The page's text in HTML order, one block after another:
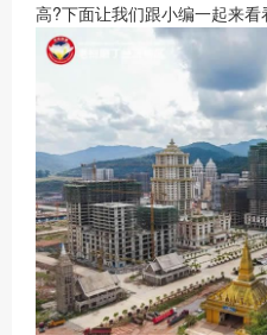
高?下面让我们跟小编一起来看